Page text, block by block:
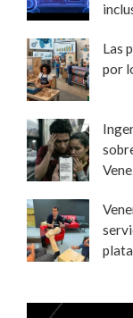
Las
por